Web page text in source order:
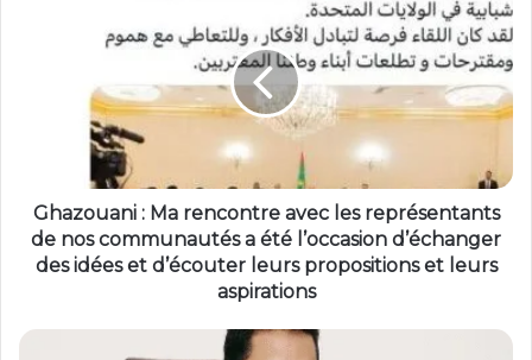
Ghazouani : Ma rencontre avec les représentants
de nos communautés a été l’occasion d’échanger
des idées et d’écouter leurs propositions et leurs
aspirations